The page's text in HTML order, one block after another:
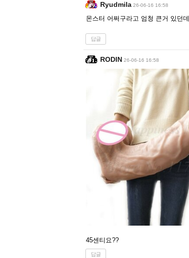
Ryudmila 26-06-16 16:58
몬스터 어쩌구라고 엄청 큰거 있던데
답글
RODIN 26-06-16 16:58
45센티요??
답글